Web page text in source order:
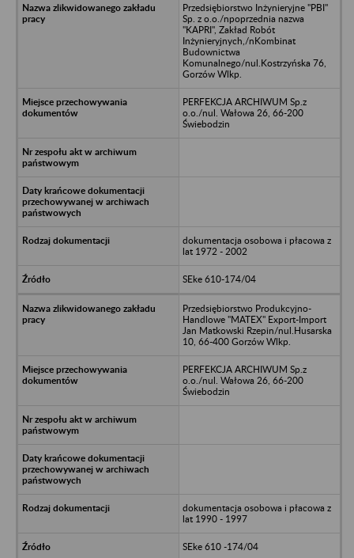
Przedsiębiorstwo Inżynieryjne "PBI"
Sp. z o.o./npoprzednia nazwa
"KAPRI", Zakład Robót
Inżynieryjnych,/nKombinat
Budownictwa
Komunalnego/nul.Kostrzyńska 76,
Gorzów Wlkp.
PERFEKCJA ARCHIWUM Sp.z
o.o./nul. Wałowa 26, 66-200
Świebodzin
dokumentacja osobowa i płacowa z
lat 1972 - 2002
SEke 610-174/04
Przedsiębiorstwo Produkcyjno-
Handlowe "MATEX" Export-Import
Jan Matkowski Rzepin/nul.Husarska
10, 66-400 Gorzów Wlkp.
PERFEKCJA ARCHIWUM Sp.z
o.o./nul. Wałowa 26, 66-200
Świebodzin
dokumentacja osobowa i płacowa z
lat 1990 - 1997
SEke 610 -174/04